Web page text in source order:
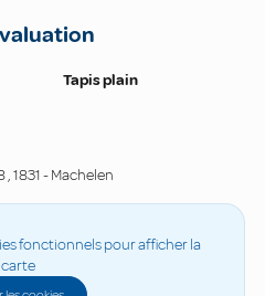
Tapis plain
,1831-Machelen
fonctionnels pour afficher la
carte